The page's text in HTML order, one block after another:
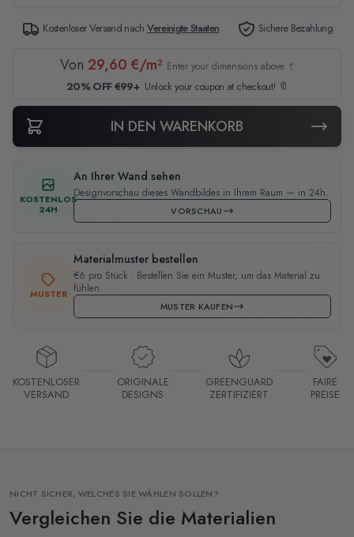
Kostenloser Versand nachVereinigte Staaten Sichere Bezahlung
Von 29,60 €/m² Enter your dimensions above ↑
20% OFF €99+ Unlock your coupon at checkout! 🔖
IN DEN WARENKORB
KOSTENLOS
24H
An Ihrer Wand sehen
Designvorschau dieses Wandbildes in Ihrem Raum — in 24h.
VORSCHAU
MUSTER
Materialmuster bestellen
€6 pro Stück · Bestellen Sie ein Muster, um das Material zu
fühlen.
MUSTER KAUFEN
KOSTENLOSER
VERSAND
ORIGINALE
DESIGNS
GREENGUARD
ZERTIFIZIERT
FAIRE
PREISE
NICHT SICHER, WELCHES SIE WÄHLEN SOLLEN?
Vergleichen Sie die Materialien